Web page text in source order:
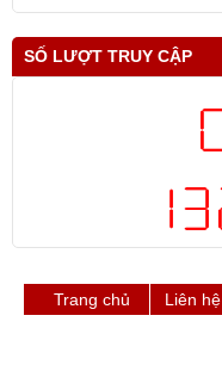
SỐ LƯỢT TRUY CẬP
Trang chủ Liên hệ